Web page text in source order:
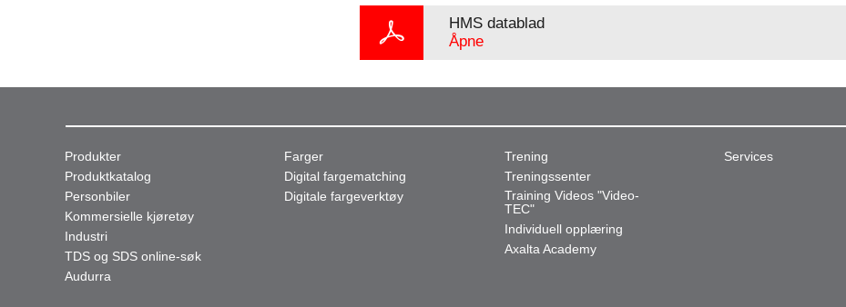
HMS datablad
Åpne
Produkter
Produktkatalog
Personbiler
Kommersielle kjøretøy
Industri
TDS og SDS online-søk
Audurra
Farger
Digital fargematching
Digitale fargeverktøy
Trening
Treningssenter
Training Videos "Video-
TEC"
Individuell opplæring
Axalta Academy
Services